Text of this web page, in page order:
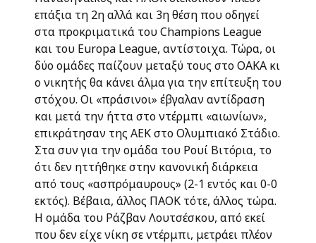
επάξια τη 2η αλλά και 3η θέση που οδηγεί
στα προκριματικά του Champions League
και του Europa League, αντίστοιχα. Τώρα, οι
δύο ομάδες παίζουν μεταξύ τους στο ΟΑΚΑ κι
ο νικητής θα κάνει άλμα για την επίτευξη του
στόχου. Οι «πράσινοι» έβγαλαν αντίδραση
και μετά την ήττα στο ντέρμπι «αιωνίων»,
επικράτησαν της ΑΕΚ στο Ολυμπιακό Στάδιο.
Στα συν για την ομάδα του Ρουί Βιτόρια, το
ότι δεν ηττήθηκε στην κανονική διάρκεια
από τους «ασπρόμαυρους» (2-1 εντός και 0-0
εκτός). Βέβαια, άλλος ΠΑΟΚ τότε, άλλος τώρα.
Η ομάδα του Ράζβαν Λουτσέσκου, από εκεί
που δεν είχε νίκη σε ντέρμπι, μετράει πλέον